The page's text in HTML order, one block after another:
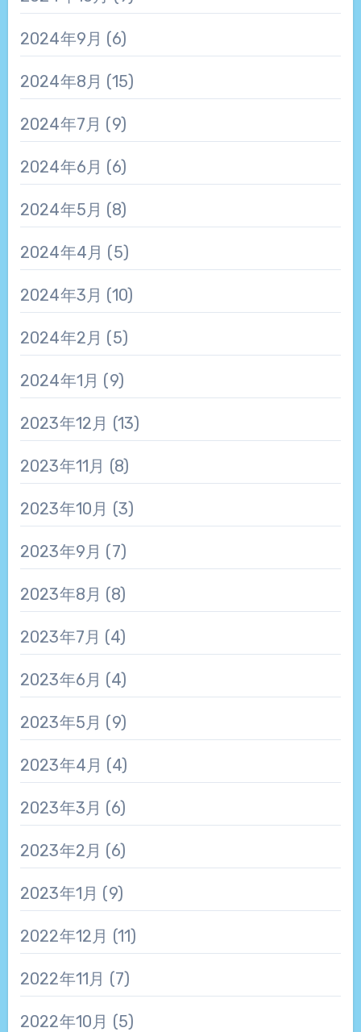
2024年9月 (6)
2024年8月 (15)
2024年7月 (9)
2024年6月 (6)
2024年5月 (8)
2024年4月 (5)
2024年3月 (10)
2024年2月 (5)
2024年1月 (9)
2023年12月 (13)
2023年11月 (8)
2023年10月 (3)
2023年9月 (7)
2023年8月 (8)
2023年7月 (4)
2023年6月 (4)
2023年5月 (9)
2023年4月 (4)
2023年3月 (6)
2023年2月 (6)
2023年1月 (9)
2022年12月 (11)
2022年11月 (7)
2022年10月 (5)